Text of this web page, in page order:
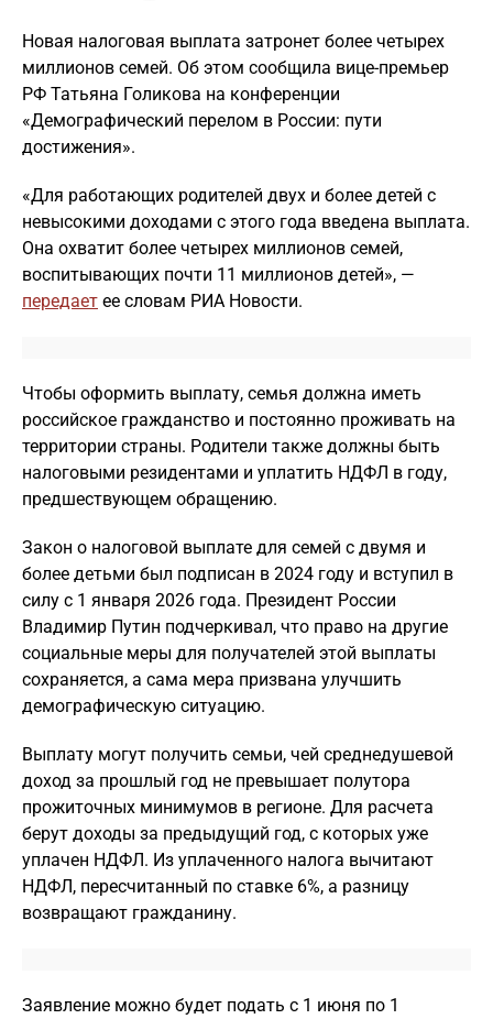
Новая налоговая выплата затронет более четырех
миллионов семей. Об этом сообщила вице-премьер
РФ Татьяна Голикова на конференции
«Демографический перелом в России: пути
достижения».
«Для работающих родителей двух и более детей с
невысокими доходами с этого года введена выплата.
Она охватит более четырех миллионов семей,
воспитывающих почти 11 миллионов детей», —
передает ее словам РИА Новости.
Чтобы оформить выплату, семья должна иметь
российское гражданство и постоянно проживать на
территории страны. Родители также должны быть
налоговыми резидентами и уплатить НДФЛ в году,
предшествующем обращению.
Закон о налоговой выплате для семей с двумя и
более детьми был подписан в 2024 году и вступил в
силу с 1 января 2026 года. Президент России
Владимир Путин подчеркивал, что право на другие
социальные меры для получателей этой выплаты
сохраняется, а сама мера призвана улучшить
демографическую ситуацию.
Выплату могут получить семьи, чей среднедушевой
доход за прошлый год не превышает полутора
прожиточных минимумов в регионе. Для расчета
берут доходы за предыдущий год, с которых уже
уплачен НДФЛ. Из уплаченного налога вычитают
НДФЛ, пересчитанный по ставке 6%, а разницу
возвращают гражданину.
Заявление можно будет подать с 1 июня по 1